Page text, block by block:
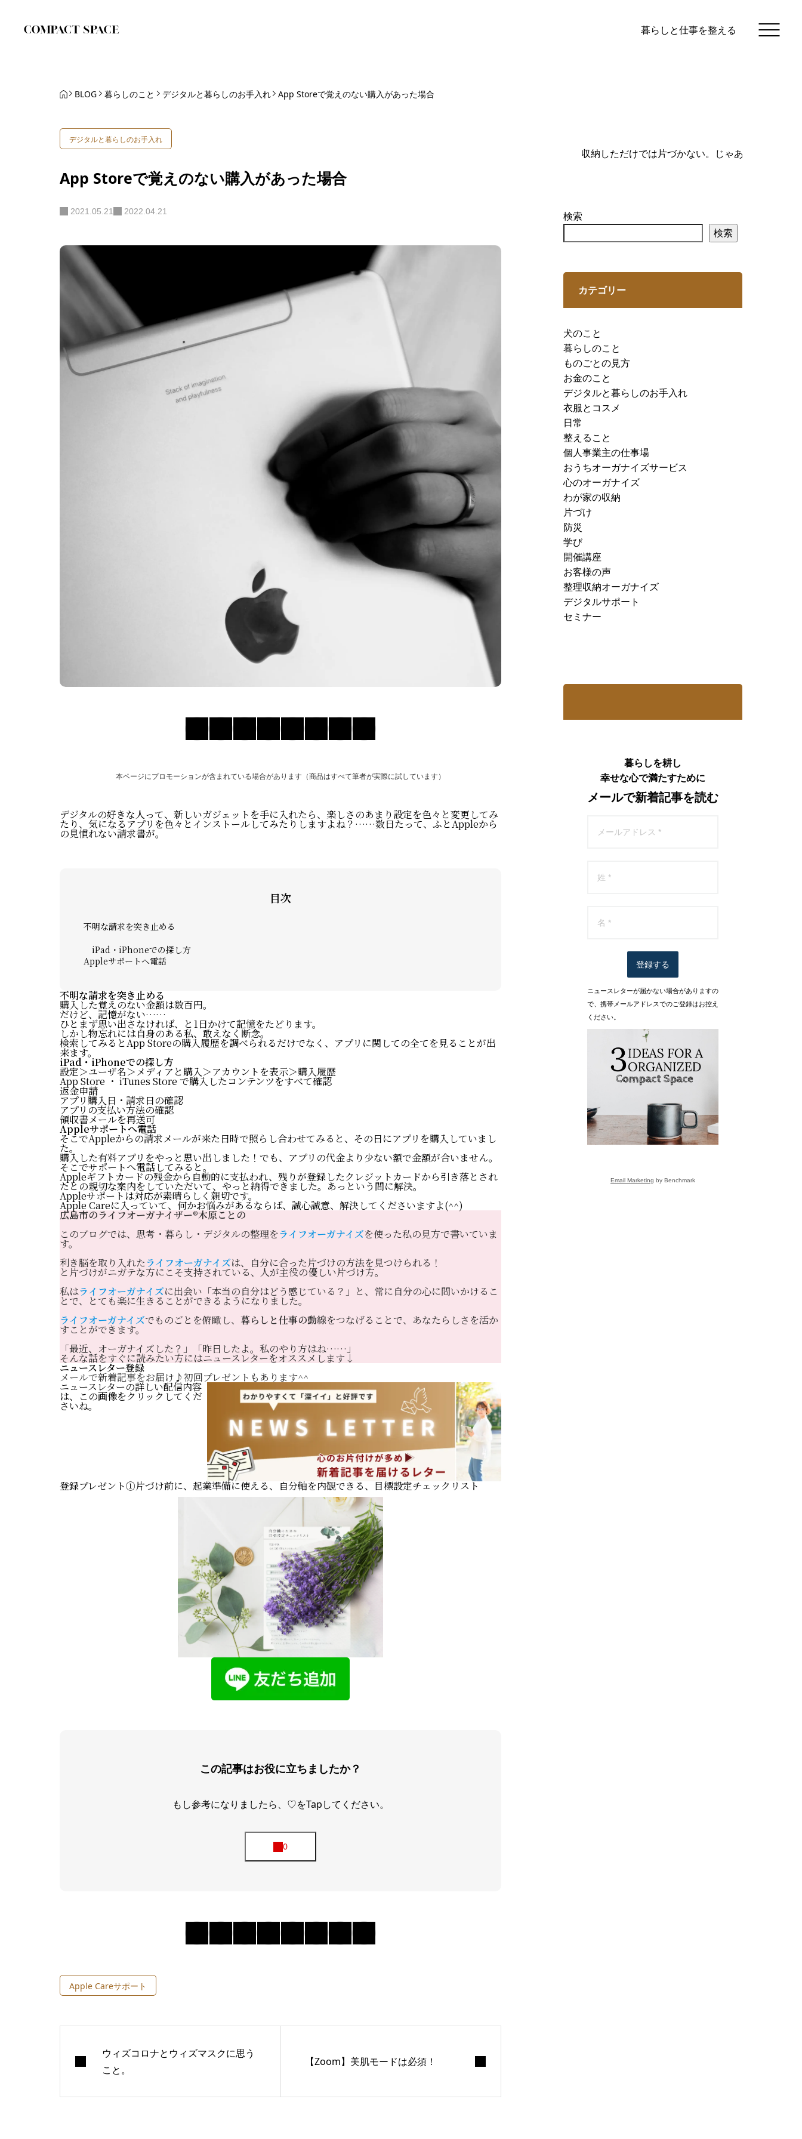
暮らしと仕事を整える
わたしのこと
PROFILE
WordPress
書いて編集する
ITビギナーさんへ
思考が潤う
BLOG
暮らしを磨く
ニュースレター
お問い合わせ
BLOG 暮らしのこと デジタルと暮らしのお手入れ App Storeで覚えのない購入があった場合
デジタルと暮らしのお手入れ
App Storeで覚えのない購入があった場合
2021.05.21 2022.04.21
本ページにプロモーションが含まれている場合があります（商品はすべて筆者が実際に試しています）
デジタルの好きな人って、新しいガジェットを手に入れたら、楽しさのあまり設定を色々と変更してみ
たり、気になるアプリを色々とインストールしてみたりしますよね？……数日たって、ふとAppleから
の見慣れない請求書が。
目次
不明な請求を突き止める
iPad・iPhoneでの探し方
Appleサポートへ電話
不明な請求を突き止める
購入した覚えのない金額は数百円。
だけど、記憶がない……
ひとまず思い出さなければ、と1日かけて記憶をたどります。
しかし物忘れには自身のある私、敢えなく断念。
検索してみるとApp Storeの購入履歴を調べられるだけでなく、アプリに関しての全てを見ることが出
来ます。
iPad・iPhoneでの探し方
設定＞ユーザ名＞メディアと購入＞アカウントを表示＞購入履歴
App Store ・ iTunes Store で購入したコンテンツをすべて確認
返金申請
アプリ購入日・請求日の確認
アプリの支払い方法の確認
領収書メールを再送可
Appleサポートへ電話
そこでAppleからの請求メールが来た日時で照らし合わせてみると、その日にアプリを購入していまし
た。
購入した有料アプリをやっと思い出しました！でも、アプリの代金より少ない額で金額が合いません。
そこでサポートへ電話してみると。
Appleギフトカードの残金から自動的に支払われ、残りが登録したクレジットカードから引き落とされ
たとの親切な案内をしていただいて、やっと納得できました。あっという間に解決。
Appleサポートは対応が素晴らしく親切です。
Apple Careに入っていて、何かお悩みがあるならば、誠心誠意、解決してくださいますよ(^^)
広島市のライフオーガナイザー®️木原ことの
このブログでは、思考・暮らし・デジタルの整理をライフオーガナイズを使った私の見方で書いていま
す。
利き脳を取り入れたライフオーガナイズは、自分に合った片づけの方法を見つけられる！
と片づけがニガテな方にこそ支持されている、人が主役の優しい片づけ方。
私はライフオーガナイズに出会い「本当の自分はどう感じている？」と、常に自分の心に問いかけるこ
とで、とても楽に生きることができるようになりました。
ライフオーガナイズでものごとを俯瞰し、 暮らしと仕事の動線をつなげることで、あなたらしさを活か
すことができます。
「最近、オーガナイズした？」「昨日したよ。私のやり方はね……」
そんな話をすぐに読みたい方にはニュースレターをオススメします↓
ニュースレター登録
メールで新着記事をお届け♪初回プレゼントもあります^^
ニュースレターの詳しい配信内容
は、この画像をクリックしてくだ
さいね。
登録プレゼント①片づけ前に、起業準備に使える、自分軸を内観できる、目標設定チェックリスト
この記事はお役に立ちましたか？
もし参考になりましたら、♡をTapしてください。
Apple Careサポート
ウィズコロナとウィズマスクに思う
こと。
【Zoom】美肌モードは必須！
検索
検索
カテゴリー
犬のこと
暮らしのこと
ものごとの見方
お金のこと
デジタルと暮らしのお手入れ
衣服とコスメ
日常
整えること
個人事業主の仕事場
おうちオーガナイズサービス
心のオーガナイズ
わが家の収納
片づけ
防災
学び
開催講座
お客様の声
整理収納オーガナイズ
デジタルサポート
セミナー
暮らしを耕し
幸せな心で満たすために
メールで新着記事を読む
登録する
ニュースレターが届かない場合がありますの
で、携帯メールアドレスでのご登録はお控え
ください。
Email Marketing by Benchmark